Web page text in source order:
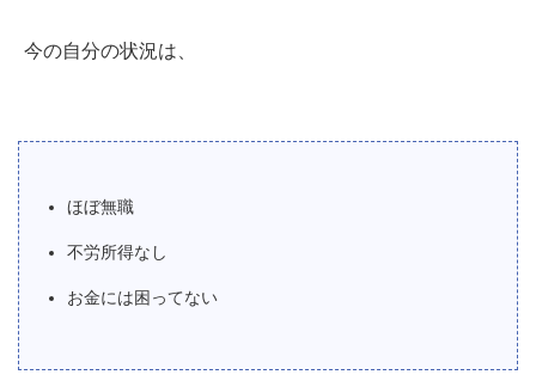
今の自分の状況は、
ほぼ無職
不労所得なし
お金には困ってない